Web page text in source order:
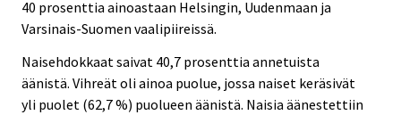
40 prosenttia ainoastaan Helsingin, Uudenmaan ja
Varsinais-Suomen vaalipiireissä.
Naisehdokkaat saivat 40,7 prosenttia annetuista
äänistä. Vihreät oli ainoa puolue, jossa naiset keräsivät
yli puolet (62,7 %) puolueen äänistä. Naisia äänestettiin